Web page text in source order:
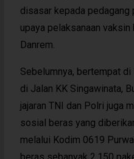
disasar kepada pedagang
upaya pelaksanaan vaksin
Danrem.
Sebelumnya, bertempat
di Jalan KK Singawinata,
jajaran TNI dan Polri juga
sosial beras yang
melalui Kodim 0619
beras sebanyak 2.150